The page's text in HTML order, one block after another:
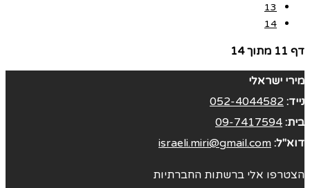
13
14
דף 11 מתוך 14
מירי ישראלי
נייד: 052-4044582
בית: 09-7417594
דוא"ל: israeli.miri@gmail.com
הצטרפו אלי ברשתות החברתיות